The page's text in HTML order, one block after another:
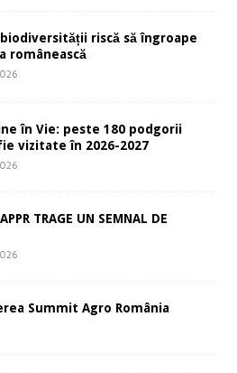
riscă să îngroape
românească
în Vie: peste 180 podgorii
vizitate în 2026-2027
TRAGE UN SEMNAL DE
Summit Agro România